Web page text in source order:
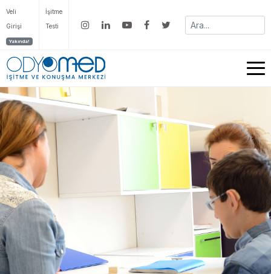
Veli
Girişi
Yakında!
İşitme
Testi